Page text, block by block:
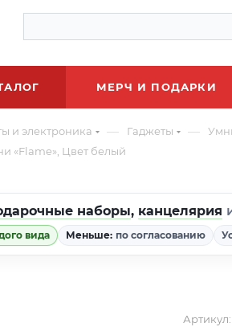
МЕРЧ И ПОДАРКИ
и электроника — Гаджеты —
«Flame», Цвет белый
наборы, канцелярия
вида Меньше: по согласованию
Артикул: